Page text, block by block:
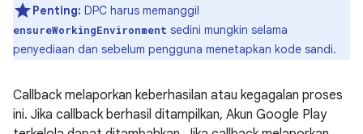
Penting: DPC harus memanggil
ensureWorkingEnvironment sedini mungkin selama
penyediaan dan sebelum pengguna menetapkan kode sandi.
Callback melaporkan keberhasilan atau kegagalan proses
ini. Jika callback berhasil ditampilkan, Akun Google Play